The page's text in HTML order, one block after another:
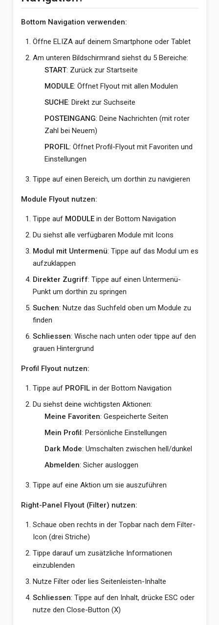
Bottom Navigation verwenden:
Öffne ELIZA auf deinem Smartphone oder Tablet
Am unteren Bildschirmrand siehst du 5 Bereiche:
START: Zurück zur Startseite
MODULE: Öffnet Flyout mit allen Modulen
SUCHE: Direkt zur Suchseite
POSTEINGANG: Deine Nachrichten (mit roter
Zahl bei Neuem)
PROFIL: Öffnet Profil-Flyout mit Favoriten und
Einstellungen
Tippe auf einen Bereich, um dorthin zu navigieren
Module Flyout nutzen:
Tippe auf MODULEin der Bottom Navigation
Du siehst alle verfügbaren Module mit Icons
Modul mit Untermenü: Tippe auf das Modul um es
aufzuklappen
Direkter Zugriff: Tippe auf einen Untermenü-
Punkt um dorthin zu springen
Suchen: Nutze das Suchfeld oben um Module zu
finden
Schliessen: Wische nach unten oder tippe auf den
grauen Hintergrund
Profil Flyout nutzen:
Tippe auf PROFILin der Bottom Navigation
Du siehst deine wichtigsten Aktionen:
Meine Favoriten: Gespeicherte Seiten
Mein Profil: Persönliche Einstellungen
Dark Mode: Umschalten zwischen hell/dunkel
Abmelden: Sicher ausloggen
Tippe auf eine Aktion um sie auszuführen
Right-Panel Flyout (Filter) nutzen:
Schaue oben rechts in der Topbar nach dem Filter-
Icon (drei Striche)
Tippe darauf um zusätzliche Informationen
einzublenden
Nutze Filter oder lies Seitenleisten-Inhalte
Schliessen: Tippe auf den Inhalt, drücke ESC oder
nutze den Close-Button (X)